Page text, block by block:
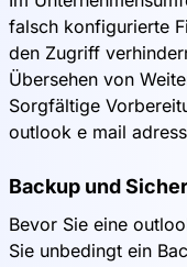
falsch konfigurierte
den Zugriff
Übersehen von
Sorgfältige
outlook e mail
Backup und
Bevor Sie eine
Sie unbedingt ein